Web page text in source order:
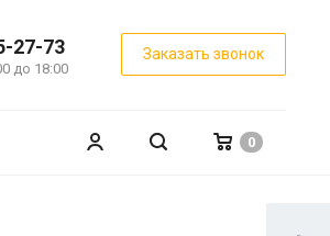
27-73
до 18:00
Заказать звонок
0